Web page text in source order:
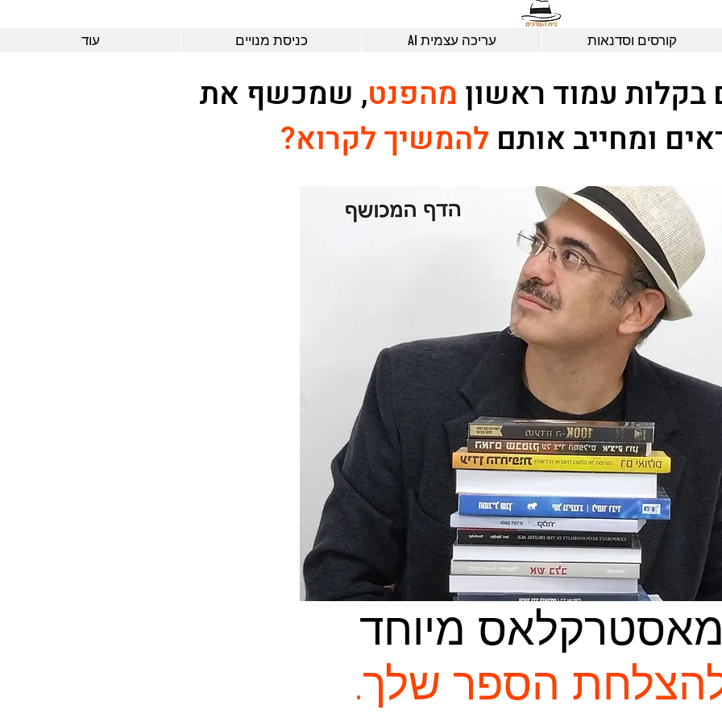
קורסים וסדנאות עריכה עצמית AI כניסת מנויים עוד
בקלות עמוד ראשון מהפנט, שמכשף את
ומחייב אותם להמשיך לקרוא?
מיוחד
הספר שלך.